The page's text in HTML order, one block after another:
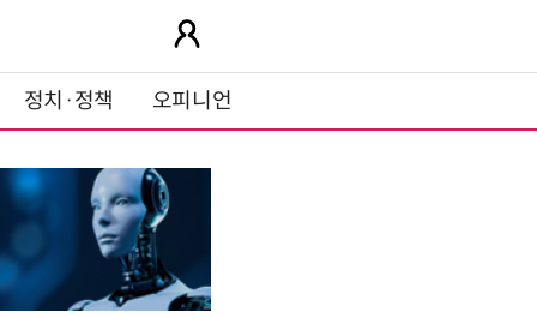
정치·정책 오피니언